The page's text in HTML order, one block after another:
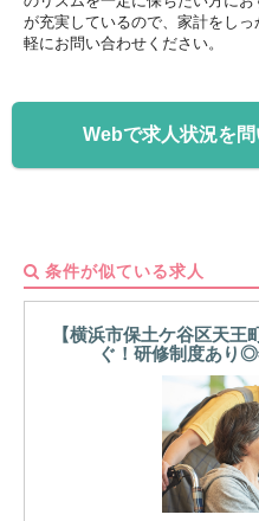
が充実しているので、家計をし
軽にお問い合わせください。
Webで求人状況を
条件が似ている求人
【横浜市保土ケ谷区天
ぐ！研修制度あり